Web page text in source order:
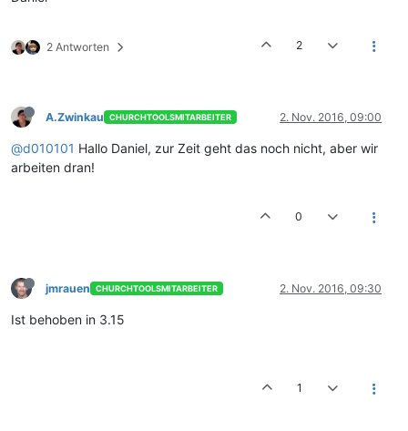
2 Antworten 2
A.Zwinkau CHURCHTOOLSMITARBEITER 2. Nov. 2016, 09:00
@d010101 Hallo Daniel, zur Zeit geht das noch nicht, aber wir
arbeiten dran!
0
jmrauen CHURCHTOOLSMITARBEITER 2. Nov. 2016, 09:30
Ist behoben in 3.15
1